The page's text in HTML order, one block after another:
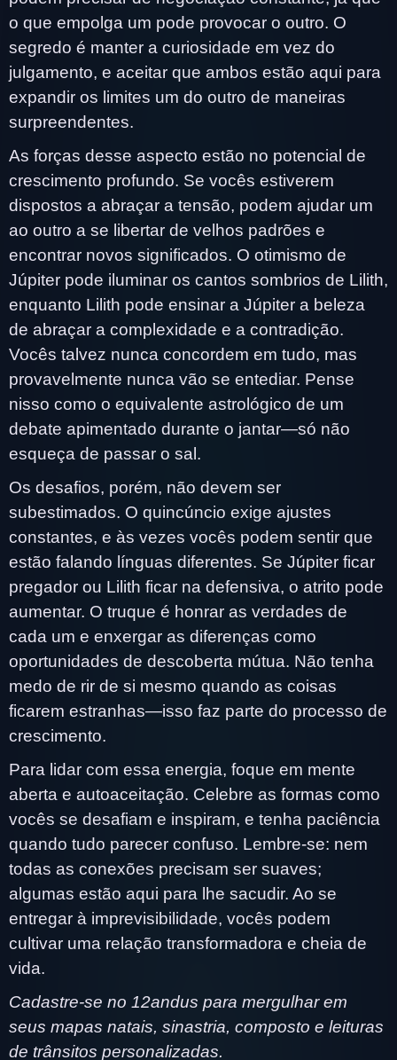
o que empolga um pode provocar o outro. O
segredo é manter a curiosidade em vez do
julgamento, e aceitar que ambos estão aqui para
expandir os limites um do outro de maneiras
surpreendentes.
As forças desse aspecto estão no potencial de
crescimento profundo. Se vocês estiverem
dispostos a abraçar a tensão, podem ajudar um
ao outro a se libertar de velhos padrões e
encontrar novos significados. O otimismo de
Júpiter pode iluminar os cantos sombrios de Lilith,
enquanto Lilith pode ensinar a Júpiter a beleza
de abraçar a complexidade e a contradição.
Vocês talvez nunca concordem em tudo, mas
provavelmente nunca vão se entediar. Pense
nisso como o equivalente astrológico de um
debate apimentado durante o jantar—só não
esqueça de passar o sal.
Os desafios, porém, não devem ser
subestimados. O quincúncio exige ajustes
constantes, e às vezes vocês podem sentir que
estão falando línguas diferentes. Se Júpiter ficar
pregador ou Lilith ficar na defensiva, o atrito pode
aumentar. O truque é honrar as verdades de
cada um e enxergar as diferenças como
oportunidades de descoberta mútua. Não tenha
medo de rir de si mesmo quando as coisas
ficarem estranhas—isso faz parte do processo de
crescimento.
Para lidar com essa energia, foque em mente
aberta e autoaceitação. Celebre as formas como
vocês se desafiam e inspiram, e tenha paciência
quando tudo parecer confuso. Lembre-se: nem
todas as conexões precisam ser suaves;
algumas estão aqui para lhe sacudir. Ao se
entregar à imprevisibilidade, vocês podem
cultivar uma relação transformadora e cheia de
vida.
Cadastre-se no 12andus para mergulhar em
seus mapas natais, sinastria, composto e leituras
de trânsitos personalizadas.